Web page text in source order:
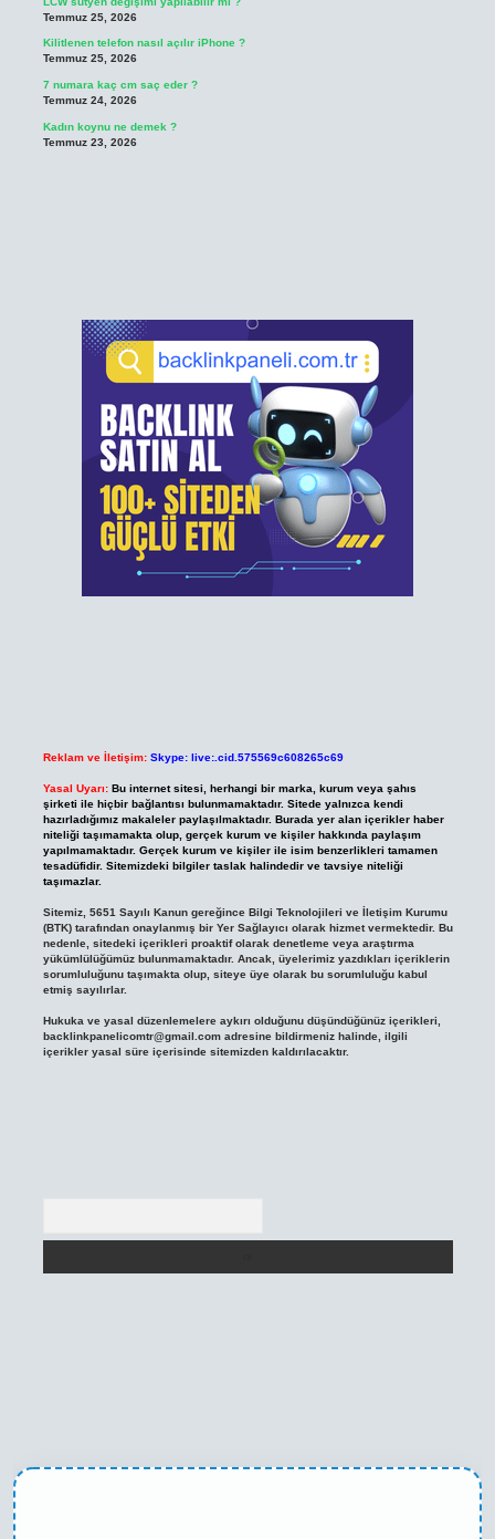
Temmuz 25, 2026
Kilitlenen telefon nasıl açılır iPhone ?
Temmuz 25, 2026
7 numara kaç cm saç eder ?
Temmuz 24, 2026
Kadın koynu ne demek ?
Temmuz 23, 2026
Reklam ve İletişim: Skype: live:.cid.575569c608265c69
Yasal Uyarı: Bu internet sitesi, herhangi bir marka, kurum veya şahıs
şirketi ile hiçbir bağlantısı bulunmamaktadır. Sitede yalnızca kendi
hazırladığımız makaleler paylaşılmaktadır. Burada yer alan içerikler haber
niteliği taşımamakta olup, gerçek kurum ve kişiler hakkında paylaşım
yapılmamaktadır. Gerçek kurum ve kişiler ile isim benzerlikleri tamamen
tesadüfidir. Sitemizdeki bilgiler taslak halindedir ve tavsiye niteliği
taşımazlar.
Sitemiz, 5651 Sayılı Kanun gereğince Bilgi Teknolojileri ve İletişim Kurumu
(BTK) tarafından onaylanmış bir Yer Sağlayıcı olarak hizmet vermektedir. Bu
nedenle, sitedeki içerikleri proaktif olarak denetleme veya araştırma
yükümlülüğümüz bulunmamaktadır. Ancak, üyelerimiz yazdıkları içeriklerin
sorumluluğunu taşımakta olup, siteye üye olarak bu sorumluluğu kabul
etmiş sayılırlar.
Hukuka ve yasal düzenlemelere aykırı olduğunu düşündüğünüz içerikleri,
backlinkpanelicomtr@gmail.comadresine bildirmeniz halinde, ilgili
içerikler yasal süre içerisinde sitemizden kaldırılacaktır.